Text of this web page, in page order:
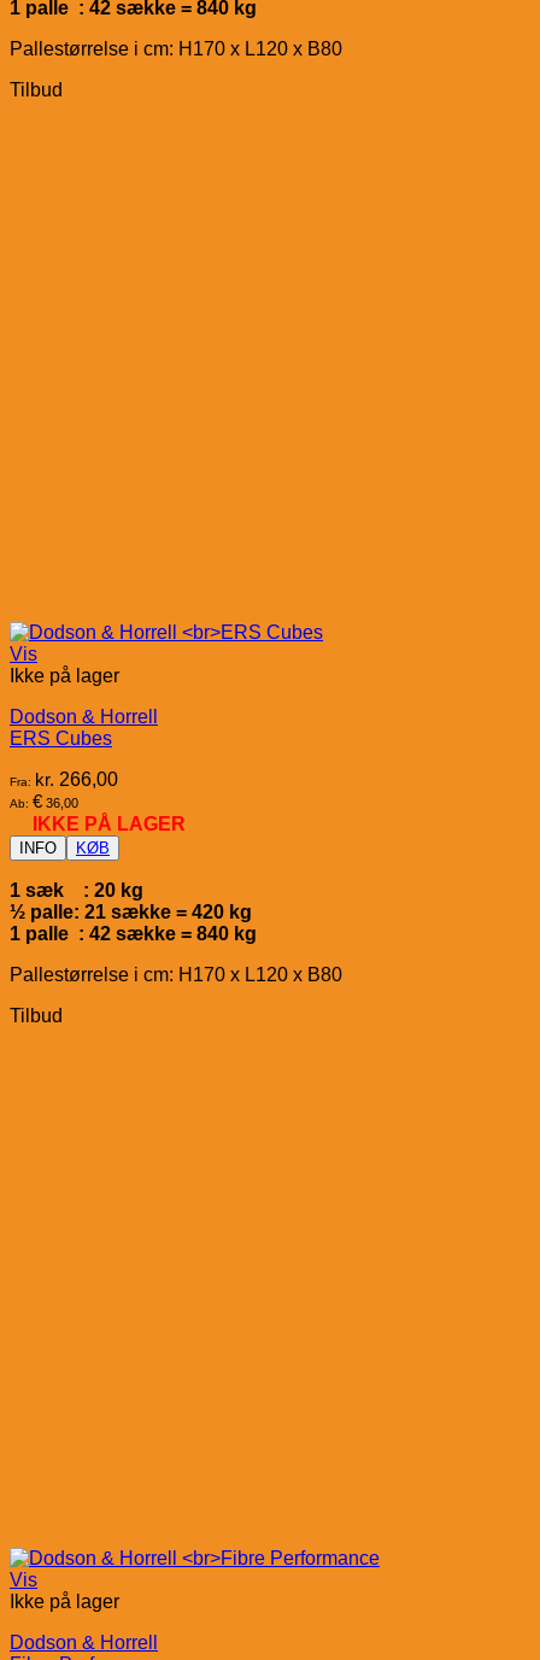
1 palle : 42 sække = 840 kg
Pallestørrelse i cm: H170 x L120 x B80
Tilbud
Vis
Ikke på lager
Dodson & Horrell
ERS Cubes
Fra: kr. 266,00
Ab: € 36,00
IKKE PÅ LAGER
INFO KØB
1 sæk : 20 kg
½ palle: 21 sække = 420 kg
1 palle : 42 sække = 840 kg
Pallestørrelse i cm: H170 x L120 x B80
Tilbud
Vis
Ikke på lager
Dodson & Horrell